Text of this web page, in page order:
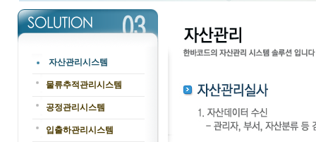
자산관리시스템
물류추적관리시스템
공정관리시스템
입출하관리시스템